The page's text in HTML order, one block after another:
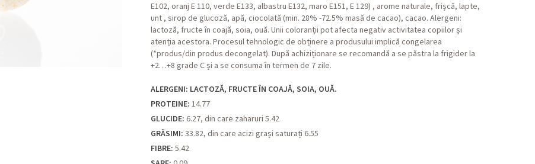
E102, oranj E 110, verde E133, albastru E132, maro E151, E 129) , arome naturale, frișcă, lapte,
unt , sirop de glucoză, apă, ciocolată (min. 28% -72.5% masă de cacao), cacao. Alergeni:
lactoză, fructe în coajă, soia, ouă. Unii coloranții pot afecta negativ activitatea copiilor și
atenția acestora. Procesul tehnologic de obținere a produsului implică congelarea
(*produs/din produs decongelat). După achiziționare se recomandă a se păstra la frigider la
+2…+8 grade C și a se consuma în termen de 7 zile.
ALERGENI: LACTOZĂ, FRUCTE ÎN COAJĂ, SOIA, OUĂ.
PROTEINE: 14.77
GLUCIDE: 6.27, din care zaharuri 5.42
GRĂSIMI: 33.82, din care acizi grași saturați 6.55
FIBRE: 5.42